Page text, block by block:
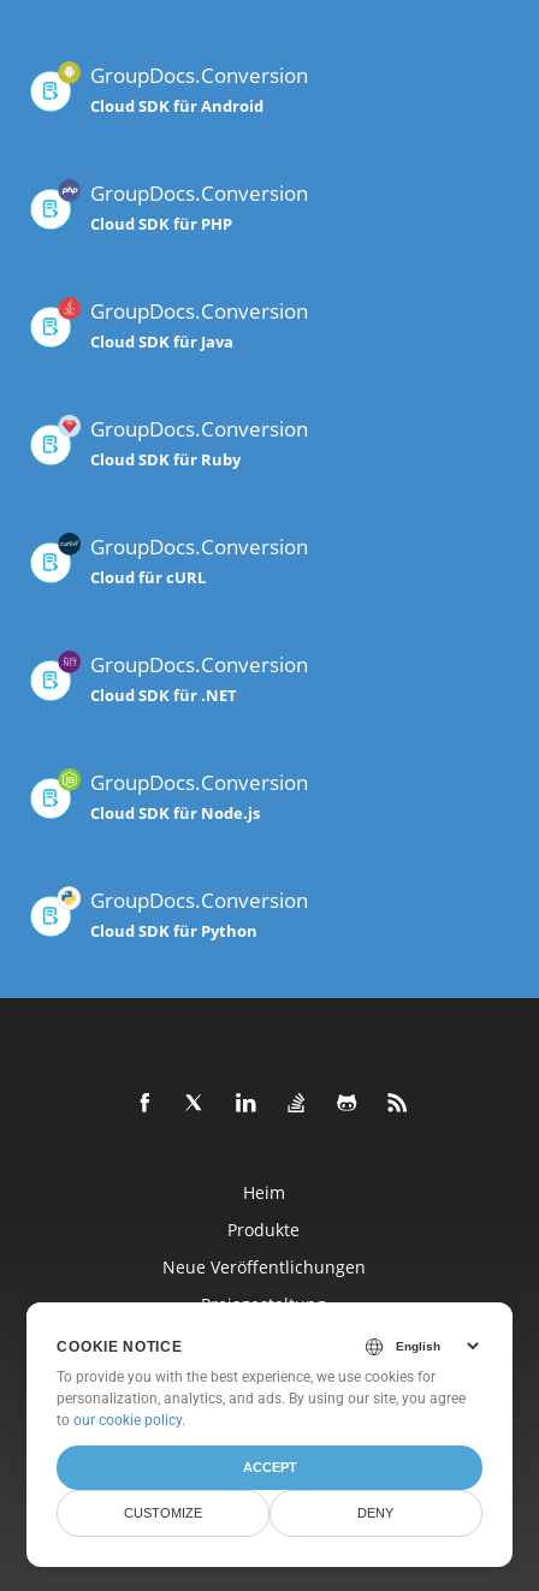
GroupDocs.Conversion
Cloud SDK für Android
GroupDocs.Conversion
Cloud SDK für PHP
GroupDocs.Conversion
Cloud SDK für Java
GroupDocs.Conversion
Cloud SDK für Ruby
GroupDocs.Conversion
Cloud für cURL
GroupDocs.Conversion
Cloud SDK für .NET
GroupDocs.Conversion
Cloud SDK für Node.js
GroupDocs.Conversion
Cloud SDK für Python
Heim
Produkte
Neue Veröffentlichungen
Preisgestaltung
Freie Unterstützung
Kostenlose Beratung
Websites
Um
COOKIE NOTICE
To provide you with the best experience, we use cookies for
personalization, analytics, and ads. By using our site, you agree
toour cookie policy.
ACCEPT
CUSTOMIZE DENY